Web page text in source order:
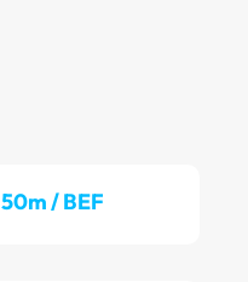
50m / BEF